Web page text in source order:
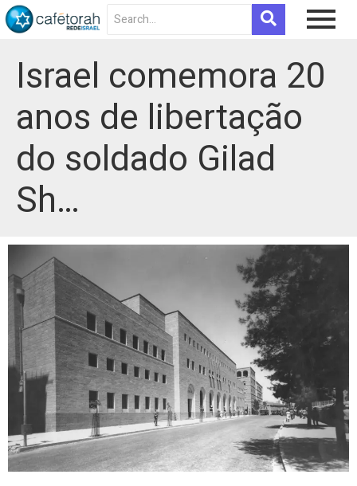
Israel comemora 20
anos de libertação
do soldado Gilad
Sh…